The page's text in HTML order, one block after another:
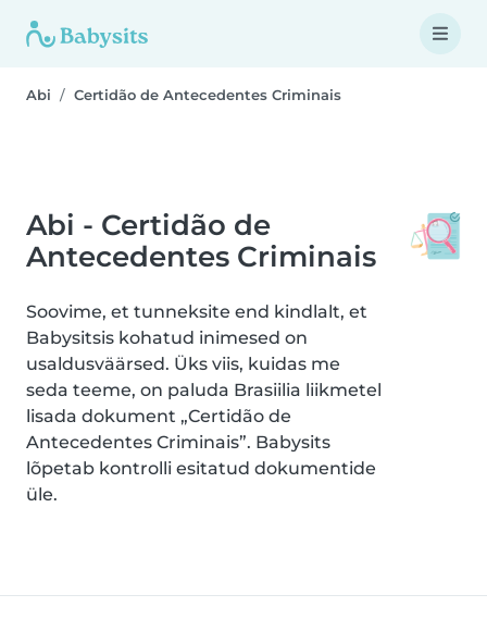
Abi Certidão de Antecedentes Criminais
Abi - Certidão de
Antecedentes Criminais
Soovime, et tunneksite end kindlalt, et
Babysitsis kohatud inimesed on
usaldusväärsed. Üks viis, kuidas me
seda teeme, on paluda Brasiilia liikmetel
lisada dokument „Certidão de
Antecedentes Criminais”. Babysits
lõpetab kontrolli esitatud dokumentide
üle.